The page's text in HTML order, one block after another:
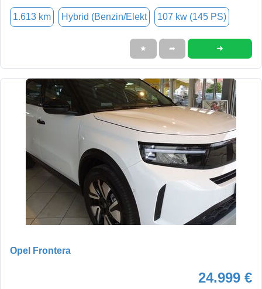
1.613 km Hybrid (Benzin/Elekt 107 kw (145 PS)
★ ➦ ➜
Opel Frontera
24.999 €